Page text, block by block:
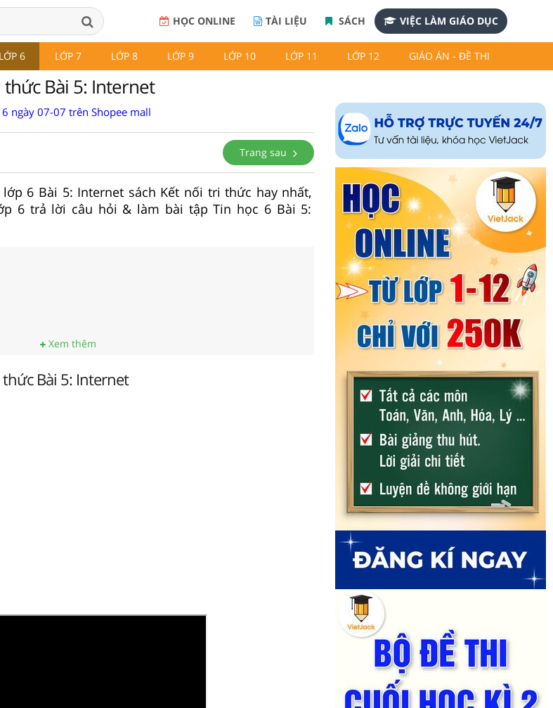
HỌC ONLINE TÀI LIỆU SÁCH VIỆC LÀM GIÁO DỤC
LỚP 6 LỚP 7 LỚP 8 LỚP 9 LỚP 10 LỚP 11 LỚP 12 GIÁO ÁN - ĐỀ THI
Bài 5: Internet
ngày 07-07 trên Shopee mall
Trang sau
6 Bài 5: Internet sách Kết nối tri thức hay nhất,
6 trả lời câu hỏi & làm bài tập Tin học 6 Bài 5:
Xem thêm
Bài 5: Internet